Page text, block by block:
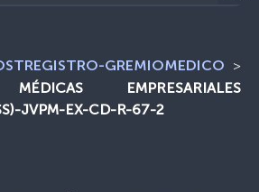
GREMIOMEDICO
>
EMPRESARIALES
JVPM-EX-CD-R-67-2